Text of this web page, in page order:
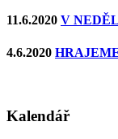
11.6.2020 V
4.6.2020
Kalendář